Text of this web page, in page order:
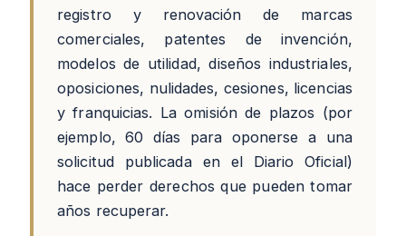
registro y renovación de marcas
comerciales, patentes de invención,
modelos de utilidad, diseños industriales,
oposiciones, nulidades, cesiones, licencias
y franquicias. La omisión de plazos (por
ejemplo, 60 días para oponerse a una
solicitud publicada en el Diario Oficial)
hace perder derechos que pueden tomar
años recuperar.